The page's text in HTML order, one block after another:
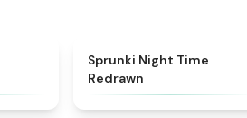
Sprunki Night Time
Redrawn